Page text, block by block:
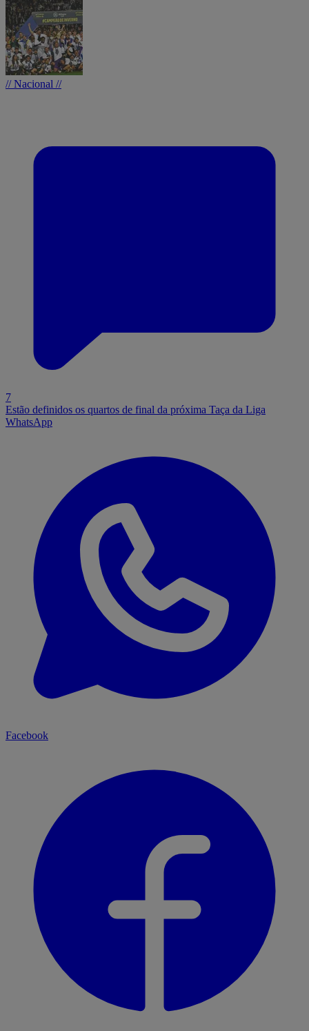
// Nacional //
7
Estão definidos os quartos de final da próxima Taça da Liga
WhatsApp
Facebook